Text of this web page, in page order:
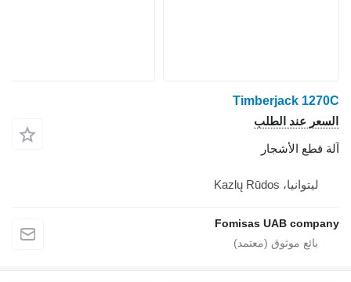
Timberjack 1270C
السعر عند الطلب
آلة قطع الأشجار
ليتوانيا، Kazlų Rūdos
Fomisas UAB company